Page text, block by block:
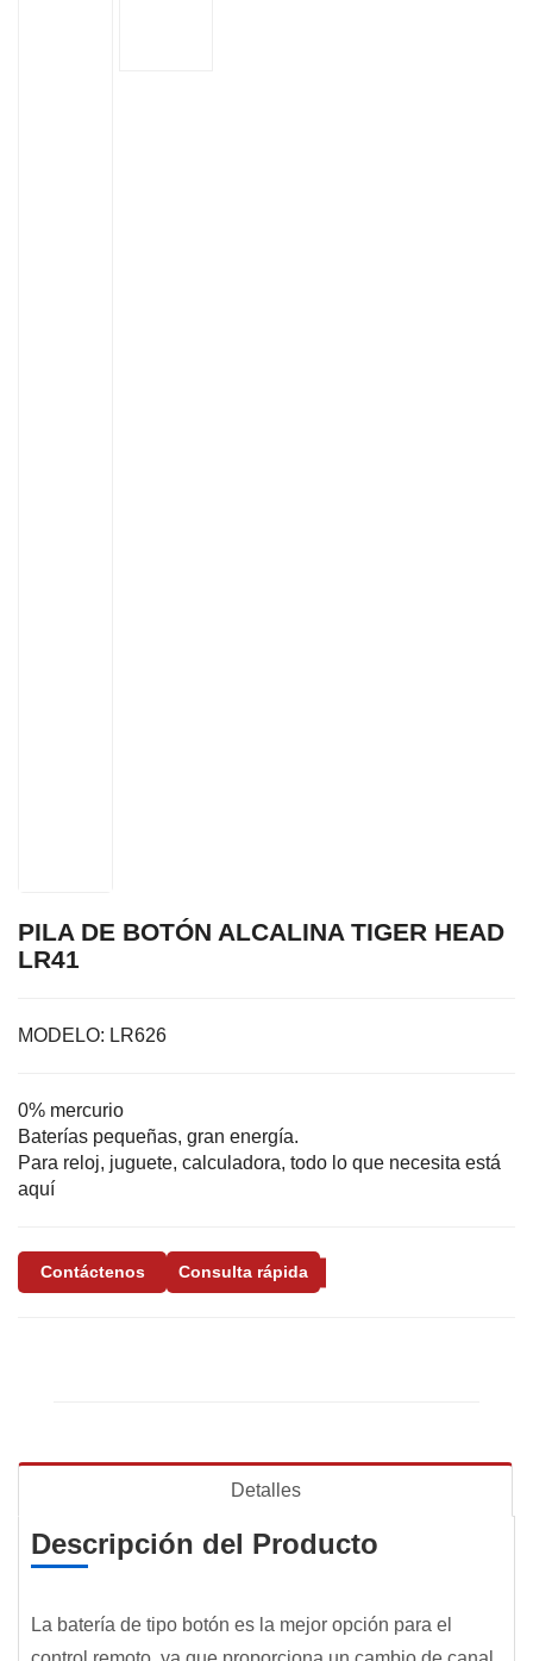
PILA DE BOTÓN ALCALINA TIGER HEAD
LR41
MODELO: LR626
0% mercurio
Baterías pequeñas, gran energía.
Para reloj, juguete, calculadora, todo lo que necesita está
aquí
Contáctenos Consulta rápida
Detalles
Descripción del Producto
La batería de tipo botón es la mejor opción para el